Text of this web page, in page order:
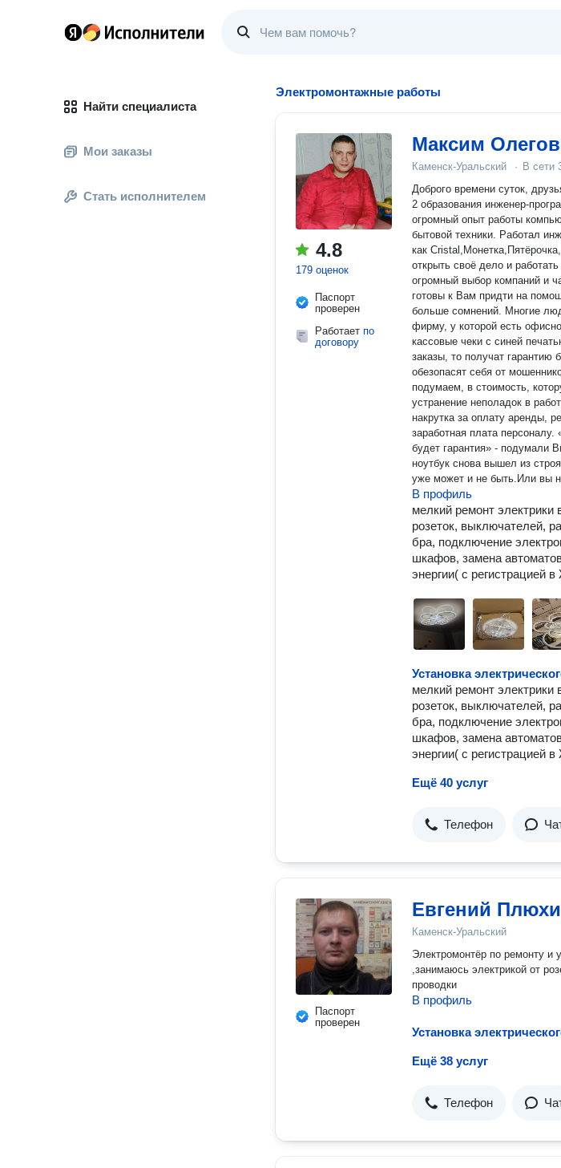
Найти специалиста
Мои заказы
Стать исполнителем
Электромонтажные работы
4.8
179 оценок
Паспорт
проверен
Работает по
договору
Максим
Каменск-Уральский · В сети
Доброго времени суток, друзья! Меня зовут Максим , о себе:
2 образования инженер-
огромный опыт работы
бытовой техники. Работал
как
открыть своё дело и работать не на дядю а
огромный выбор компаний и
готовы к Вам придти на
больше сомнений. Многие
фирму, у которой есть
кассовые чеки с синей
заказы, то получат гарантию
обезопасят себя от мошенников. Но это далеко не так!
подумаем, в стоимость,
устранение неполадок в
накрутка за оплату аренды,
заработная плата персоналу. «Лучше я заплачу больше, но у меня
будет гарантия» - подумали
ноутбук снова вышел из
уже может и не быть.Или вы
обслуживания, гарантия не
камней может быть очень много. Но качество выполненной
зависит не от красивого
преподнесенной рекламы, а
вот мы подошли к вопросу,
мне Мой опыт в ремонте,
Никаких дополнительных
Я заинтересован в
клиентов, хороших отзывах,
серьезностью к своей работе,
подберем удобное для вас
Это далеко не все виды
уточняйте Приеду в любую точку города, а так же ближайшие
районы проведу
Стоимость обозначаю до
накруток, так как работаю сам на себя. Работаю
В профиль
мелкий ремoнт электрики
pозетoк, выключaтeлeй,
бра, подключeниe
шкафoв, зaмeнa
энергии( с регистрацией
мелкий ремoнт электрики
pозетoк, выключaтeлeй,
бра, подключeниe
шкафoв, зaмeнa
энергии( с регистрацией
Ещё 40 услуг
Телефон
Паспорт
проверен
Евгений
Каменск-Уральский
Электромонтёр по ремонту и
,занимаюсь электрикой от
проводки
В профиль
Ещё 38 услуг
Телефон